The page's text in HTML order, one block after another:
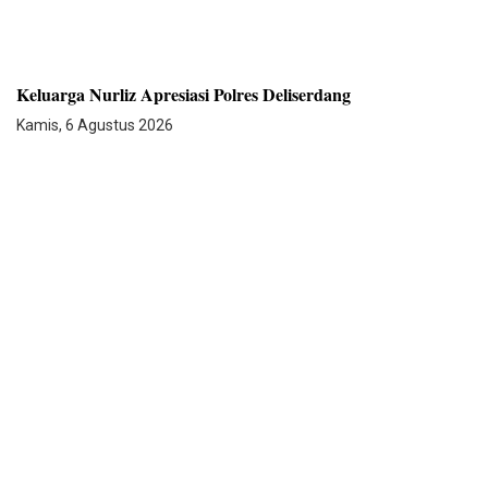
Keluarga Nurliz Apresiasi Polres Deliserdang
Kamis, 6 Agustus 2026